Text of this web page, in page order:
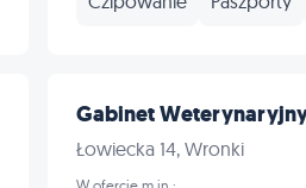
Gabinet
Łowiecka 14, Wronki